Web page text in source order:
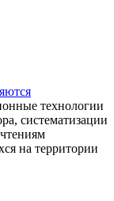
технологии
систематизации
на территории